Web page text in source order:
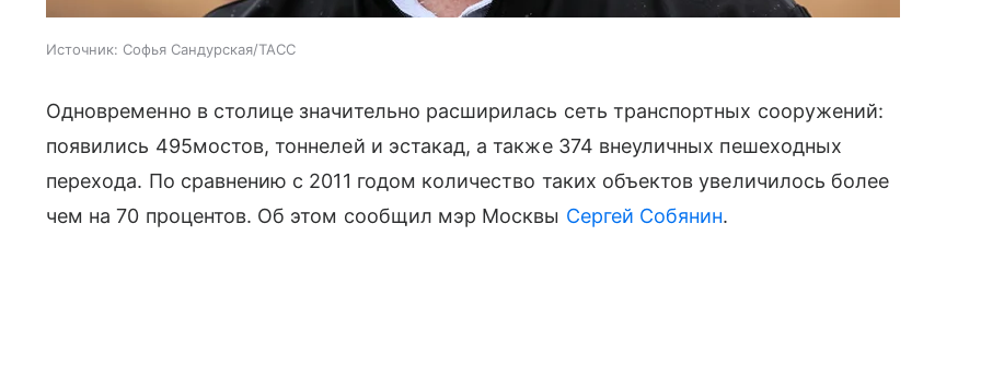
Источник: Софья Сандурская/ТАСС
Одновременно в столице значительно расширилась сеть транспортных сооружений:
появились 495мостов, тоннелей и эстакад, а также 374 внеуличных пешеходных
перехода. По сравнению с 2011 годом количество таких объектов увеличилось более
чем на 70 процентов. Об этом сообщил мэр Москвы Сергей Собянин.